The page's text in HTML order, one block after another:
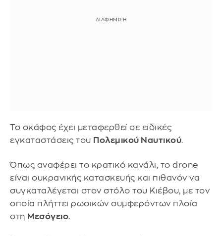
Το σκάφος έχει μεταφερθεί σε ειδικές
εγκαταστάσεις του Πολεμικού Ναυτικού.
Όπως αναφέρει το κρατικό κανάλι, το drone
είναι ουκρανικής κατασκευής και πιθανόν να
συγκαταλέγεται στον στόλο του Κιέβου, με τον
οποία πλήττει ρωσικών συμφερόντων πλοία
στη Μεσόγειο.